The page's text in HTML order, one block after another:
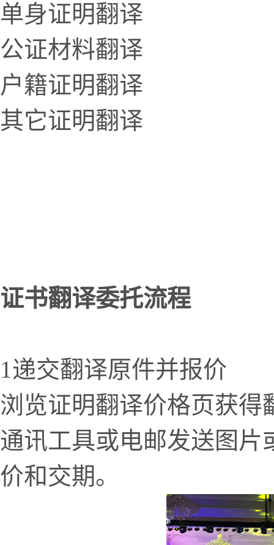
单身证明翻译
公证材料翻译
户籍证明翻译
其它证明翻译
证书翻译委托流程
1递交翻译原件并报价
浏览证明翻译价格页获
通讯工具或电邮发送图片
价和交期。